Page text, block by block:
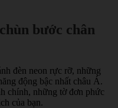
bước chân
đèn neon rực rỡ, những
động bậc nhất châu Á.
chính, những tờ đơn phức
của bạn.